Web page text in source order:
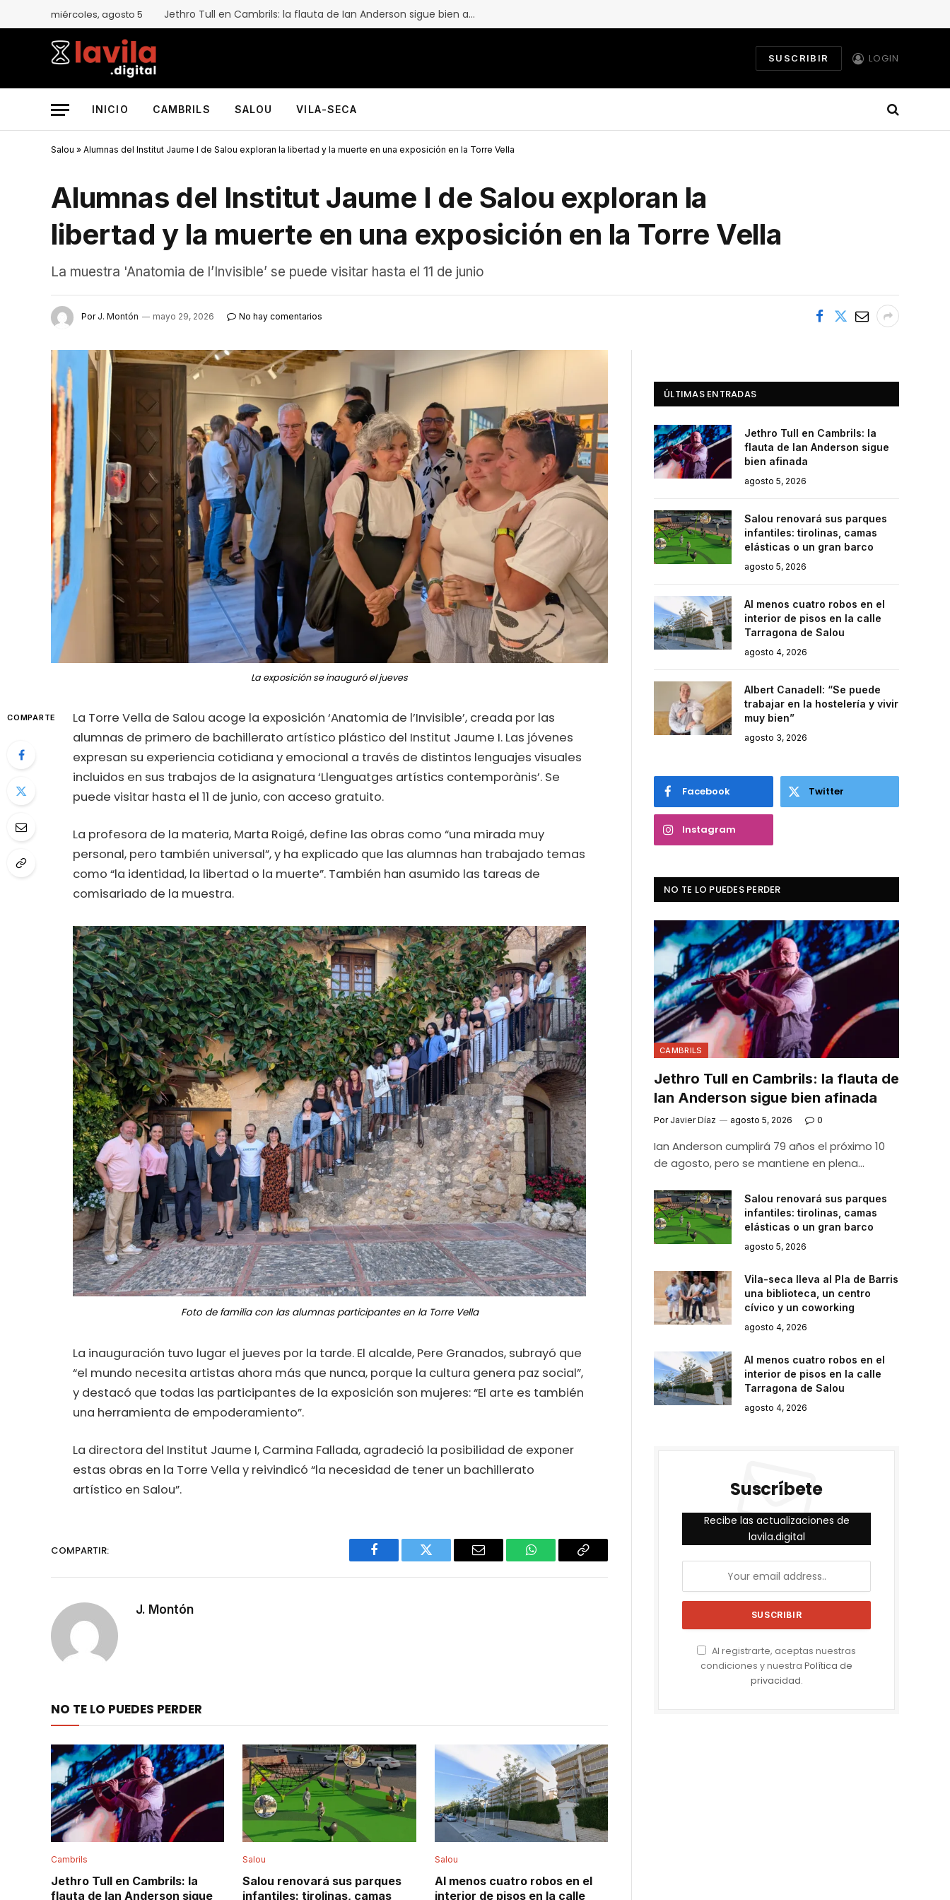
miércoles, agosto 5 Jethro Tull en Cambrils: la flauta de Ian Anderson sigue bien afinada
SUSCRIBIR LOGIN
INICIO CAMBRILS SALOU VILA-SECA
Salou » Alumnas del Institut Jaume I de Salou exploran la libertad y la muerte en una exposición en la Torre Vella
Alumnas del Institut Jaume I de Salou exploran la
libertad y la muerte en una exposición en la Torre Vella
La muestra 'Anatomia de l’Invisible’ se puede visitar hasta el 11 de junio
Por J. Montón mayo 29, 2026 No hay comentarios
La exposición se inauguró el jueves
COMPARTE
La Torre Vella de Salou acoge la exposición ‘Anatomia de l’Invisible’, creada por las
alumnas de primero de bachillerato artístico plástico del Institut Jaume I. Las jóvenes
expresan su experiencia cotidiana y emocional a través de distintos lenguajes visuales
incluidos en sus trabajos de la asignatura ‘Llenguatges artístics contemporànis’. Se
puede visitar hasta el 11 de junio, con acceso gratuito.
La profesora de la materia, Marta Roigé, define las obras como “una mirada muy
personal, pero también universal”, y ha explicado que las alumnas han trabajado temas
como “la identidad, la libertad o la muerte”. También han asumido las tareas de
comisariado de la muestra.
Foto de familia con las alumnas participantes en la Torre Vella
La inauguración tuvo lugar el jueves por la tarde. El alcalde, Pere Granados, subrayó que
“el mundo necesita artistas ahora más que nunca, porque la cultura genera paz social”,
y destacó que todas las participantes de la exposición son mujeres: “El arte es también
una herramienta de empoderamiento”.
La directora del Institut Jaume I, Carmina Fallada, agradeció la posibilidad de exponer
estas obras en la Torre Vella y reivindicó “la necesidad de tener un bachillerato
artístico en Salou”.
COMPARTIR:
Facebook Twitter Email WhatsAppCopy
J. Montón
NO TE LO PUEDES PERDER
Cambrils
Jethro Tull en Cambrils: la
flauta de Ian Anderson sigue
Salou
Salou renovará sus parques
infantiles: tirolinas, camas
Salou
Al menos cuatro robos en el
interior de pisos en la calle
ÚLTIMAS ENTRADAS
Jethro Tull en Cambrils: la
flauta de Ian Anderson sigue
bien afinada
agosto 5, 2026
Salou renovará sus parques
infantiles: tirolinas, camas
elásticas o un gran barco
agosto 5, 2026
Al menos cuatro robos en el
interior de pisos en la calle
Tarragona de Salou
agosto 4, 2026
Albert Canadell: “Se puede
trabajar en la hostelería y vivir
muy bien”
agosto 3, 2026
Facebook Twitter
Instagram
NO TE LO PUEDES PERDER
CAMBRILS
Jethro Tull en Cambrils: la flauta de
Ian Anderson sigue bien afinada
Por Javier Díaz agosto 5, 2026 0
Ian Anderson cumplirá 79 años el próximo 10
de agosto, pero se mantiene en plena…
Salou renovará sus parques
infantiles: tirolinas, camas
elásticas o un gran barco
agosto 5, 2026
Vila-seca lleva al Pla de Barris
una biblioteca, un centro
cívico y un coworking
agosto 4, 2026
Al menos cuatro robos en el
interior de pisos en la calle
Tarragona de Salou
agosto 4, 2026
Suscríbete
Recibe las actualizaciones de
lavila.digital
Al registrarte, aceptas nuestras
condiciones y nuestra Política de
privacidad.